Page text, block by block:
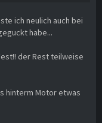
ich neulich auch bei
habe...
der Rest teilweise
hinterm Motor etwas